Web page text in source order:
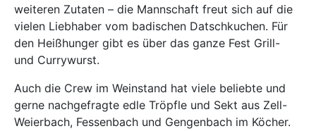
weiteren Zutaten – die Mannschaft freut sich auf die
vielen Liebhaber vom badischen Datschkuchen. Für
den Heißhunger gibt es über das ganze Fest Grill-
und Currywurst.
Auch die Crew im Weinstand hat viele beliebte und
gerne nachgefragte edle Tröpfle und Sekt aus Zell-
Weierbach, Fessenbach und Gengenbach im Köcher.